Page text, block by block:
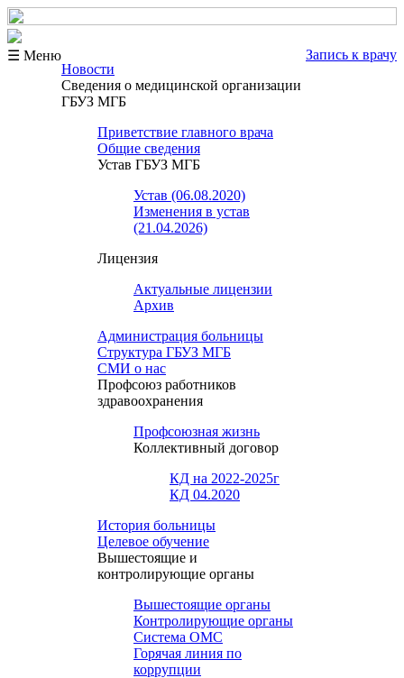
☰ Меню
Запись к врачу
Новости
Сведения о медицинской организации
ГБУЗ МГБ
Приветствие главного врача
Общие сведения
Устав ГБУЗ МГБ
Устав (06.08.2020)
Изменения в устав
(21.04.2026)
Лицензия
Актуальные лицензии
Архив
Администрация больницы
Структура ГБУЗ МГБ
СМИ о нас
Профсоюз работников
здравоохранения
Профсоюзная жизнь
Коллективный договор
КД на 2022-2025г
КД 04.2020
История больницы
Целевое обучение
Вышестоящие и
контролирующие органы
Вышестоящие органы
Контролирующие органы
Система ОМС
Горячая линия по
коррупции